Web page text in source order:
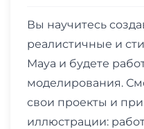
Вы научитесь
реалистичные и
Maya и будете
моделирования.
свои проекты и
иллюстрации: